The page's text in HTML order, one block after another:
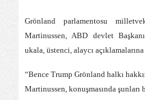
Grönland parlamentosu
Martinussen, ABD devlet
ukala, üstenci, alaycı
“Bence Trump Grönland halkı
Martinussen, konuşmasında şunları